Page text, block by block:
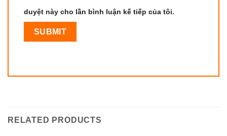
duyệt này cho lần bình luận kế tiếp của tôi.
RELATED PRODUCTS